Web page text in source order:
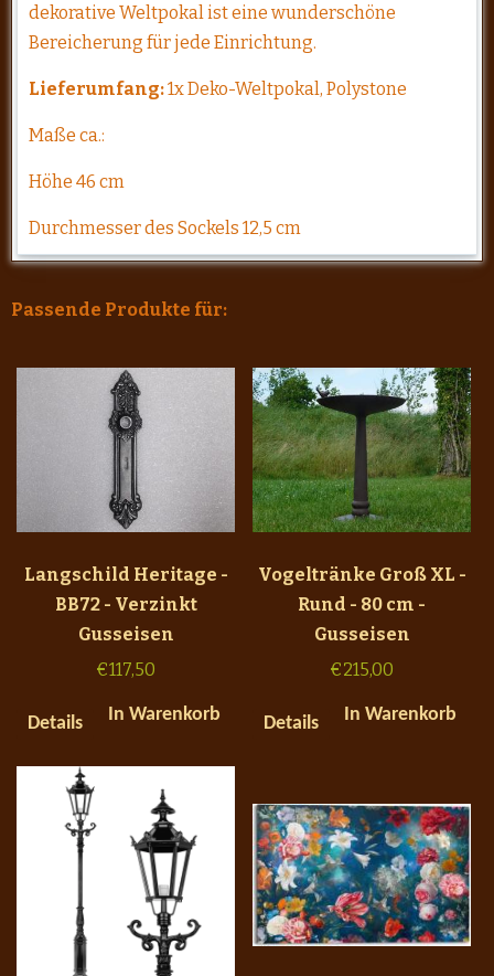
dekorative Weltpokal ist eine wunderschöne
Bereicherung für jede Einrichtung.
Lieferumfang:1x Deko-Weltpokal, Polystone
Maße ca.:
Höhe 46 cm
Durchmesser des Sockels 12,5 cm
Passende Produkte für:
Langschild Heritage -
BB72 - Verzinkt
Gusseisen
€117,50
Details In Warenkorb
Vogeltränke Groß XL -
Rund - 80 cm -
Gusseisen
€215,00
Details In Warenkorb